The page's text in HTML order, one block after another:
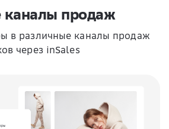
каналы продаж
в различные каналы продаж
через inSales